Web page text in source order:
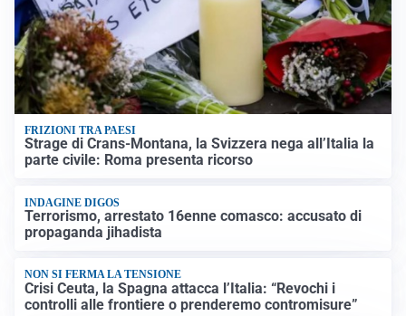
FRIZIONI TRA PAESI
Strage di Crans-Montana, la Svizzera nega all’Italia la
parte civile: Roma presenta ricorso
INDAGINE DIGOS
Terrorismo, arrestato 16enne comasco: accusato di
propaganda jihadista
NON SI FERMA LA TENSIONE
Crisi Ceuta, la Spagna attacca l’Italia: “Revochi i
controlli alle frontiere o prenderemo contromisure”